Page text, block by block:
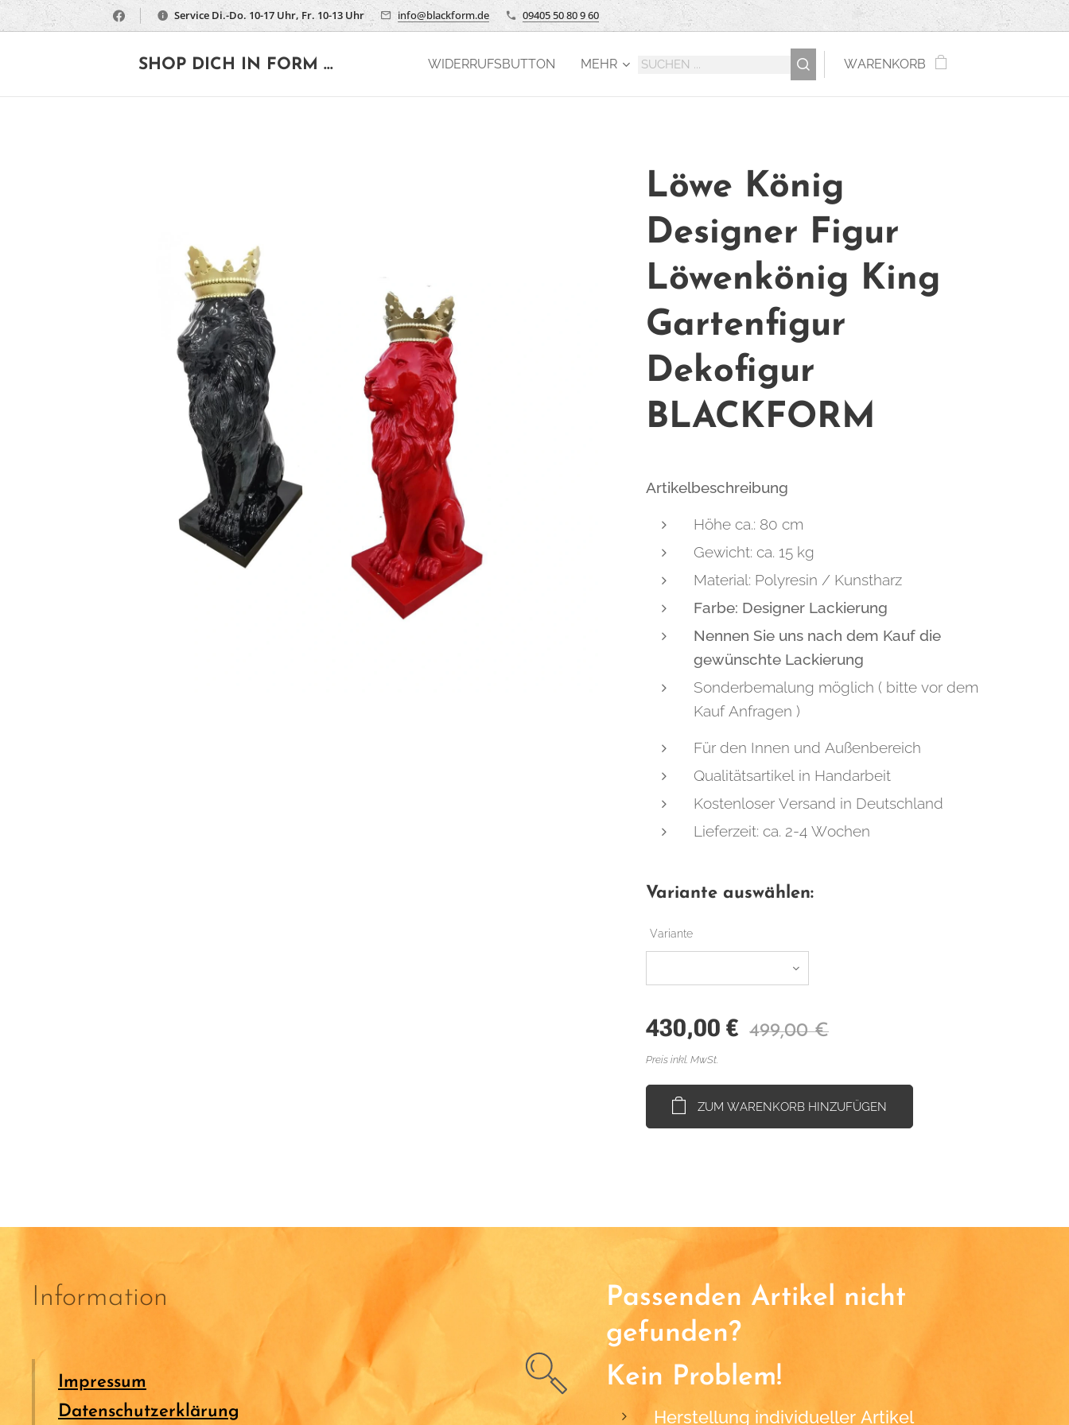
Service Di.-Do. 10-17 Uhr, Fr. 10-13 Uhr info@blackform.de 09405 50 80 9 60
SHOP DICH IN FORM ... WIDERRUFSBUTTON MEHR WARENKORB
Löwe König
Designer Figur
Löwenkönig King
Gartenfigur
Dekofigur
BLACKFORM
Artikelbeschreibung
Höhe ca.: 80 cm
Gewicht: ca. 15 kg
Material: Polyresin / Kunstharz
Farbe: Designer Lackierung
Nennen Sie uns nach dem Kauf die
gewünschte Lackierung
Sonderbemalung möglich ( bitte vor dem
Kauf Anfragen )
Für den Innen und Außenbereich
Qualitätsartikel in Handarbeit
Kostenloser Versand in Deutschland
Lieferzeit: ca. 2-4 Wochen
Variante auswählen:
Variante
430,00 € 499,00€
Preis inkl. MwSt.
ZUM WARENKORB HINZUFÜGEN
Information
Impressum
Datenschutzerklärung
Passenden Artikel nicht
gefunden?
Kein Problem!
Herstellung individueller Artikel